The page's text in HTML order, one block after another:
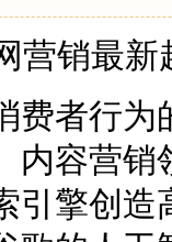
营销最新
费者行
内容营
引擎创